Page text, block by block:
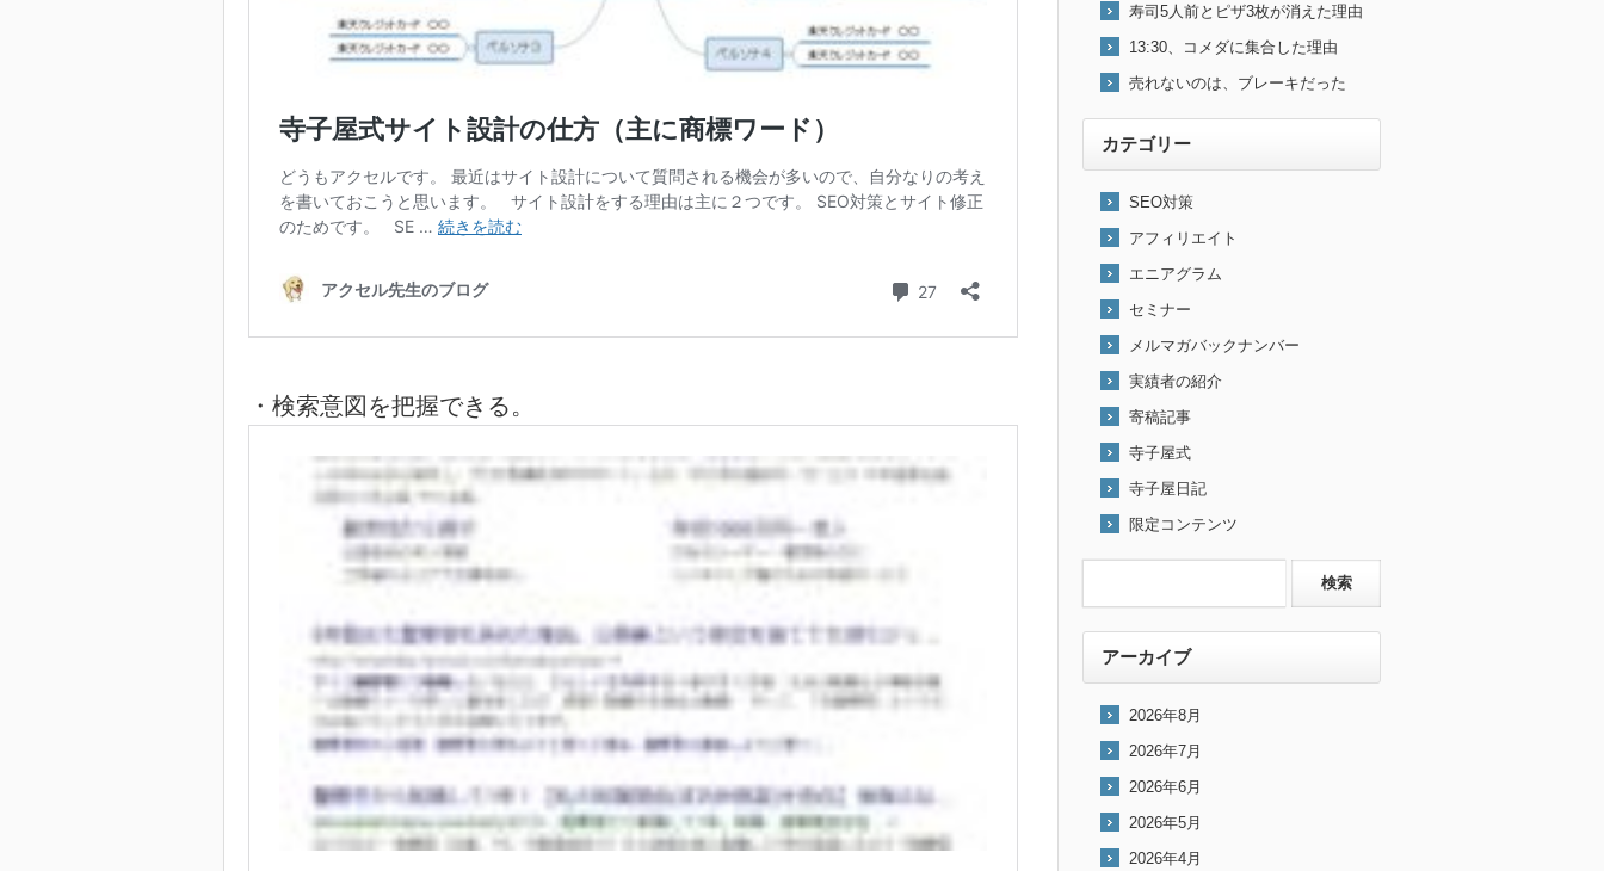
・検索意図を把握できる。
寿司5人前とピザ3枚が消えた理由
13:30、コメダに集合した理由
売れないのは、ブレーキだった
カテゴリー
SEO対策
アフィリエイト
エニアグラム
セミナー
メルマガバックナンバー
実績者の紹介
寄稿記事
寺子屋式
寺子屋日記
限定コンテンツ
アーカイブ
2026年8月
2026年7月
2026年6月
2026年5月
2026年4月